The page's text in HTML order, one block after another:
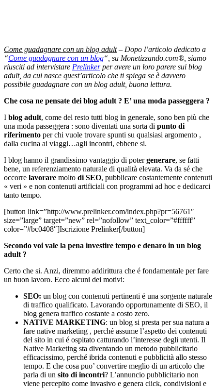
Come guadagnare con un blog adult– Dopo l’articolo dedicato a
“Come guadagnare con un blog“, su Monetizzando.com®, siamo
riusciti ad intervistare Prelinkerper avere un loro parere sui blog
adult, da cui nasce quest’articolo che ti spiega se è davvero
possibile guadagnare con un blog adult, buona lettura.
Che cosa ne pensate dei blog adult ? E’ una moda passeggera ?
I blog adult, come del resto tutti blog in generale, sono ben più che
una moda passeggera : sono diventati una sorta di punto di
riferimento per chi vuole trovare spunti su qualsiasi argomento ,
dalla cucina ai viaggi…agli incontri, ebbene si.
I blog hanno il grandissimo vantaggio di potergenerare, se fatti
bene, un referenziamento naturale di qualità elevata. Va da sé che
occorre lavorare molto di SEO, pubblicare costantemente contenuti
« veri » e non contenuti artificiali con programmi ad hoc e dedicarci
tanto tempo.
[button link=”http://www.prelinker.com/index.php?pr=56761″
size=”large” target=”new” rel=”nofollow” text_color=”#ffffff”
color=”#bc0408″]Iscrizione Prelinker[/button]
Secondo voi vale la pena investire tempo e denaro in un blog
adult ?
Certo che si. Anzi, diremmo addirittura che é fondamentale per fare
un buon lavoro. Ecco alcuni dei motivi:
SEO: un blog con contenuti pertinenti é una sorgente naturale
di traffico qualificato. Lavorando opportunamente di SEO, il
blog genera traffico costante a costo zero.
NATIVE MARKETING: un blog si presta per sua natura a
fare native marketing , perché assume l’aspetto dei contenuti
del sito in cui é ospitato catturando l’interesse degli utenti. Il
Native Marketing sta diventando un metodo pubblicitario
efficacissimo, perché ibrida contenuti e pubblicità allo stesso
tempo. E che cosa puo’ convertire meglio di un articolo che
parla di un sito di incontri? L’annuncio pubblicitario non
viene percepito come invasivo e genera click, condivisioni e